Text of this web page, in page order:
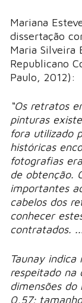
Mariana
dissertação
Maria Silveira
Republicano
Paulo, 2012):
“Os retratos
pinturas
fora utilizado
históricas
fotografias
de obtenção.
importantes
cabelos dos
conhecer
contratados.
Taunay
respeitado na
dimensões
0,57;